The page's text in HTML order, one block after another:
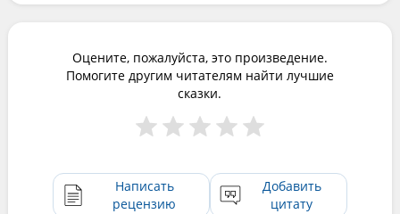
Оцените, пожалуйста, это произведение.
Помогите другим читателям найти лучшие
сказки.
Написать
рецензию
Добавить
цитату